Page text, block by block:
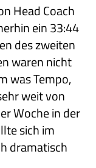
Head Coach
ein 33:44
des zweiten
waren nicht
was Tempo,
weit von
Woche in der
sich im
dramatisch